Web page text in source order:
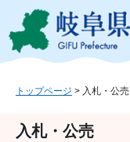
ジ
ュ
トップページ > 入札・公売
入札・公売